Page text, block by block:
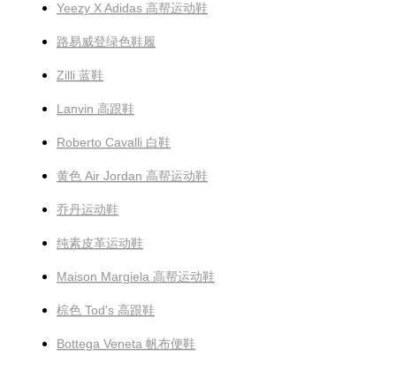
Yeezy X Adidas 高帮运动鞋
路易威登绿色鞋履
Zilli 蓝鞋
Lanvin 高跟鞋
Roberto Cavalli 白鞋
黄色 Air Jordan 高帮运动鞋
乔丹运动鞋
纯素皮革运动鞋
Maison Margiela 高帮运动鞋
棕色 Tod's 高跟鞋
Bottega Veneta 帆布便鞋